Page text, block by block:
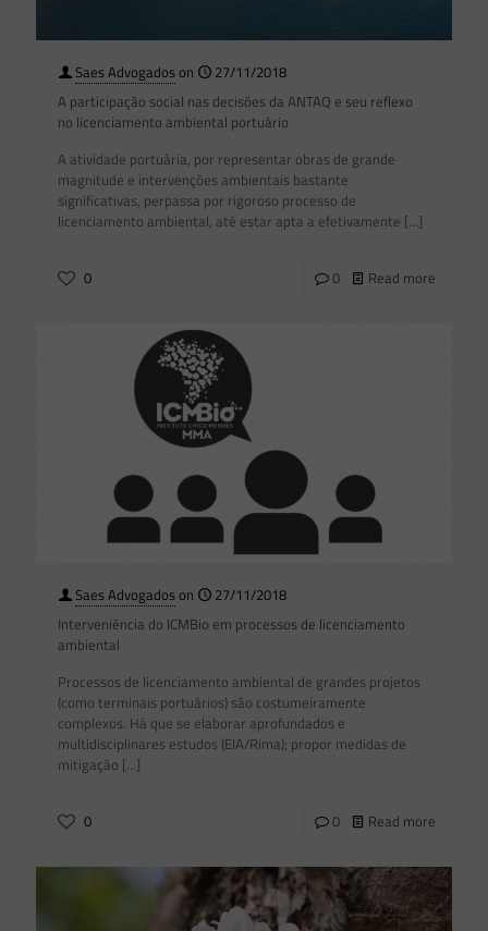
Saes Advogadoson
27/11/2018
A participação social nas decisões da ANTAQ e seu reflexo
no licenciamento ambiental portuário
A atividade portuária, por representar obras de grande
magnitude e intervenções ambientais bastante
significativas, perpassa por rigoroso processo de
licenciamento ambiental, até estar apta a efetivamente […]
0 0 Read more
Saes Advogadoson
27/11/2018
Interveniência do ICMBio em processos de licenciamento
ambiental
Processos de licenciamento ambiental de grandes projetos
(como terminais portuários) são costumeiramente
complexos. Há que se elaborar aprofundados e
multidisciplinares estudos (EIA/Rima); propor medidas de
mitigação […]
0 0 Read more